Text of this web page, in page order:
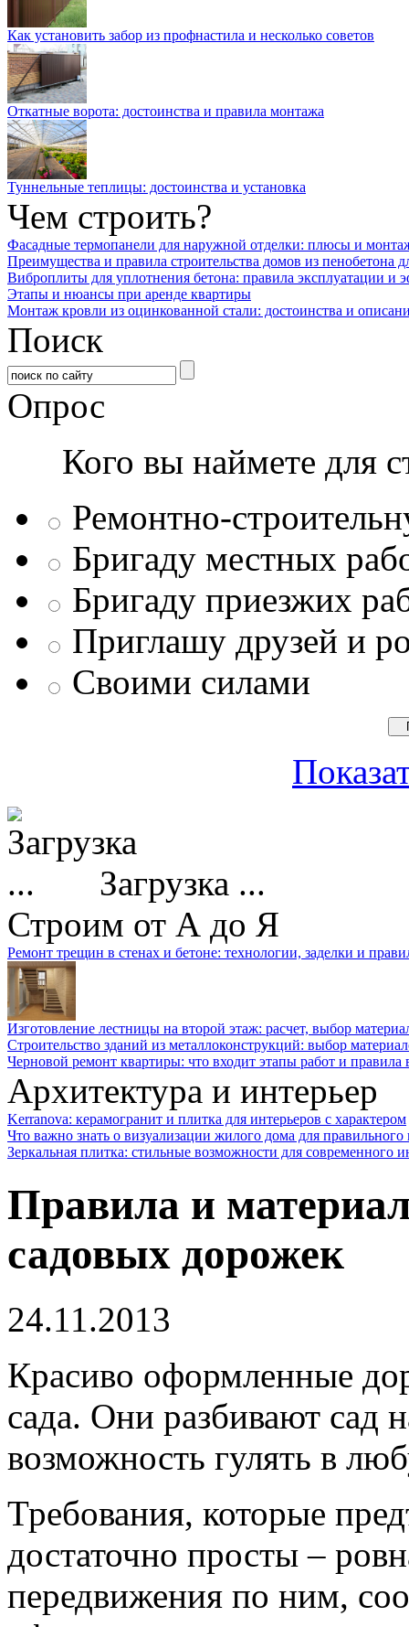
Как установить забор из профнастила и несколько советов
Откатные ворота: достоинства и правила монтажа
Туннельные теплицы: достоинства и установка
Чем строить?
Фасадные термопанели для наружной отделки: плюсы и
Преимущества и правила строительства домов из пенобетона
Виброплиты для уплотнения бетона: правила эксплуатации и
Этапы и нюансы при аренде квартиры
Монтаж кровли из оцинкованной стали: достоинства и
Поиск
Опрос
Кого вы наймете для
Ремонтно-
Бригаду местных
Бригаду приезжих
Приглашу друзей и
Своими силами
Загрузка ...
Строим от А до Я
Ремонт трещин в стенах и бетоне: технологии, заделки и
Изготовление лестницы на второй этаж: расчет, выбор
Строительство зданий из металлоконструкций: выбор
Черновой ремонт квартиры: что входит этапы работ и
Архитектура и интерьер
Kerranova: керамогранит и плитка для интерьеров с характером
Что важно знать о визуализации жилого дома для
Зеркальная плитка: стильные возможности для современного
Правила и
садовых дорожек
24.11.2013
Красиво оформленные
сада. Они разбивают
возможность гулять в
Требования, которые
достаточно просты –
передвижения по ним,